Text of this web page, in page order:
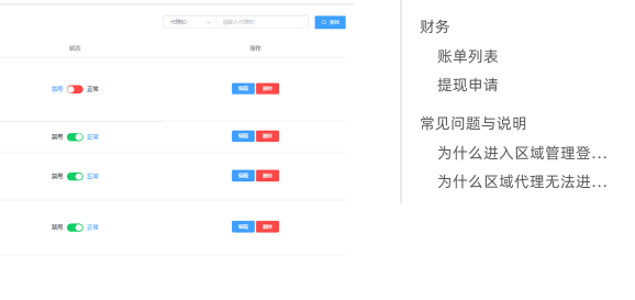
财务
账单列表
提现申请
常见问题与说明
为什么进入区域管理登录页面闪退或者无法刷新？
为什么区域代理无法进入，并报错？